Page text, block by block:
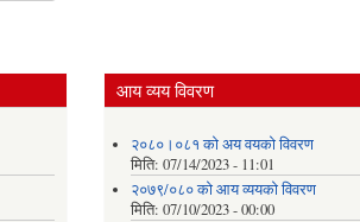
आय व्यय विवरण
२०८०।०८१ को अय वयको विवरण
मिति:07/14/2023 - 11:01
२०७९/०८० को आय व्ययको विवरण
मिति:07/10/2023 - 00:00